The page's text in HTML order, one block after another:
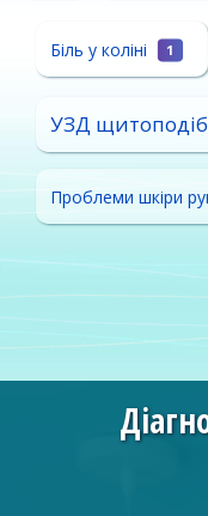
Біль у коліні 1
УЗД
Проблеми шкіри